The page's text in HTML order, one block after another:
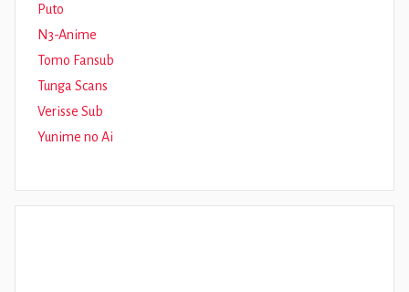
Puto
N3-Anime
Tomo Fansub
Tunga Scans
Verisse Sub
Yunime no Ai